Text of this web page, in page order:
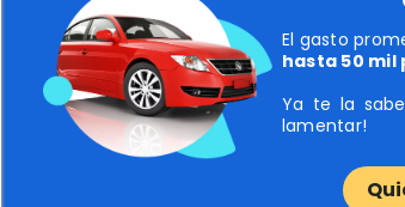
El gasto
hasta 50 mil
Ya te la
lamentar!